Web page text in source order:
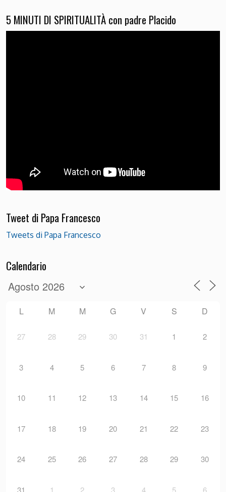
5 MINUTI DI SPIRITUALITÀ con padre Placido
Tweet di Papa Francesco
Tweets di Papa Francesco
Calendario
L M M G V S D
27 28 29 30 31 1 2
3 4 5 6 7 8 9
10 11 12 13 14 15 16
17 18 19 20 21 22 23
24 25 26 27 28 29 30
31 1 2 3 4 5 6